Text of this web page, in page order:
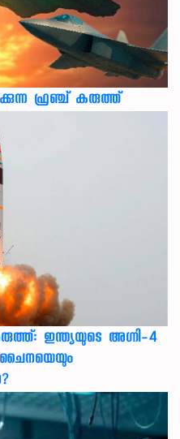
ഫ്രഞ്ച് കരുത്ത്
ഇന്ത്യയുടെ അഗ്നി-4
ചൈനയെയും